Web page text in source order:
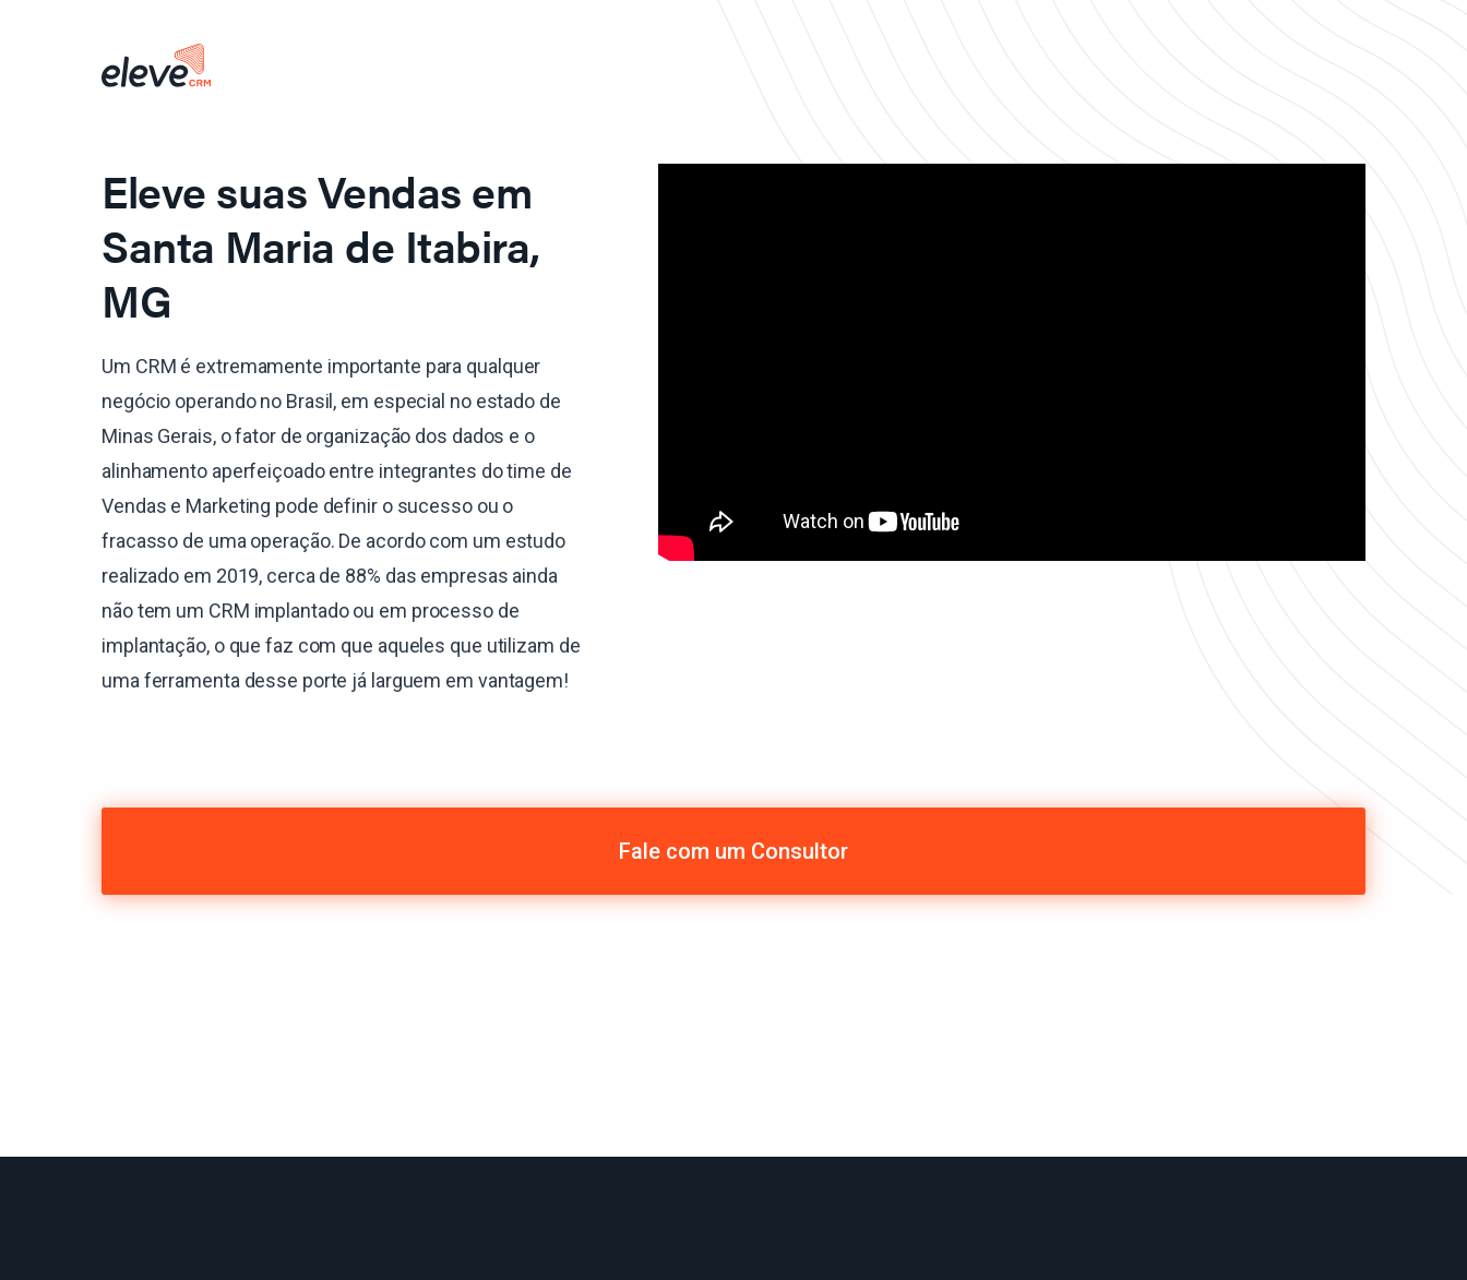
Eleve suas Vendas em
Santa Maria de Itabira,
MG
Um CRM é extremamente importante para qualquer
negócio operando no Brasil, em especial no estado de
Minas Gerais, o fator de organização dos dados e o
alinhamento aperfeiçoado entre integrantes do time de
Vendas e Marketing pode definir o sucesso ou o
fracasso de uma operação. De acordo com um estudo
realizado em 2019, cerca de 88% das empresas ainda
não tem um CRM implantado ou em processo de
implantação, o que faz com que aqueles que utilizam de
uma ferramenta desse porte já larguem em vantagem!
Fale com um Consultor